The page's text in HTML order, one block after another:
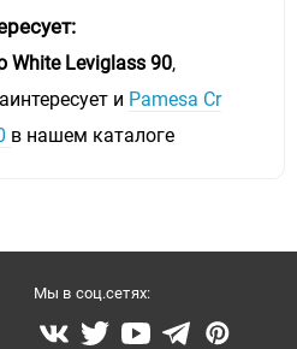
White Leviglass 90,
и Pamesa Cr
в нашем каталоге
Мы в соц.сетях: